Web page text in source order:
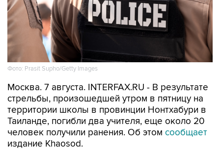
Фото: Prasit Supho/Getty Images
Москва. 7 августа. INTERFAX.RU - В результате
стрельбы, произошедшей утром в пятницу на
территории школы в провинции Нонтхабури в
Таиланде, погибли два учителя, еще около 20
человек получили ранения. Об этом сообщает
издание Khaosod.